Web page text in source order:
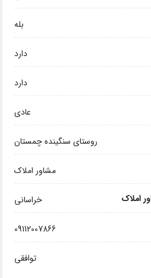
بله
دارد
دارد
عادی
روستای سنگینده چمستان
مشاور املاک
املاک خراسانی
09112007866
توافقی